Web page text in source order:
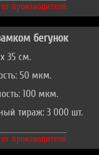
производителя
бегунок
35 см.
50 мкм.
100 мкм.
тираж: 3 000 шт.
производителя